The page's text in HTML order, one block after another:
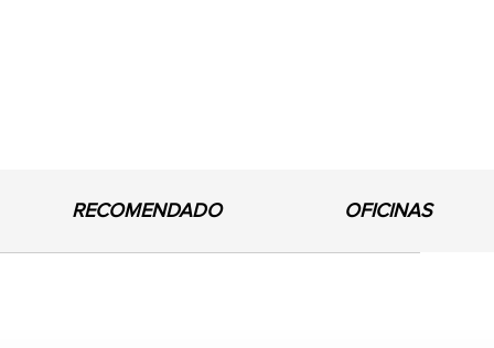
RECOMENDADO OFICINAS